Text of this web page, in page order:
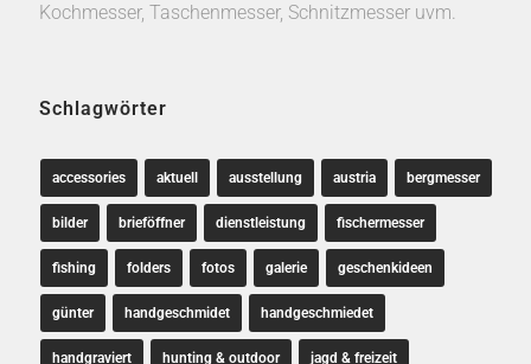
Kochmesser, Taschenmesser, Schnitzmesser uvm.
Schlagwörter
accessories aktuell ausstellung austria bergmesser
bilder brieföffner dienstleistung fischermesser
fishing folders fotos galerie geschenkideen
günter handgeschmidet handgeschmiedet
handgraviert hunting & outdoor jagd & freizeit